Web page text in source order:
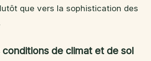
que vers la sophistication des
conditions de climat et de sol